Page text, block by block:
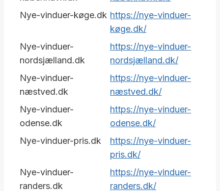
Nye-vinduer-køge.dk https://nye-vinduer-
køge.dk/
Nye-vinduer-
nordsjælland.dk
https://nye-vinduer-
nordsjælland.dk/
Nye-vinduer-
næstved.dk
https://nye-vinduer-
næstved.dk/
Nye-vinduer-
odense.dk
https://nye-vinduer-
odense.dk/
Nye-vinduer-pris.dk
https://nye-vinduer-
pris.dk/
Nye-vinduer-
randers.dk
https://nye-vinduer-
randers.dk/